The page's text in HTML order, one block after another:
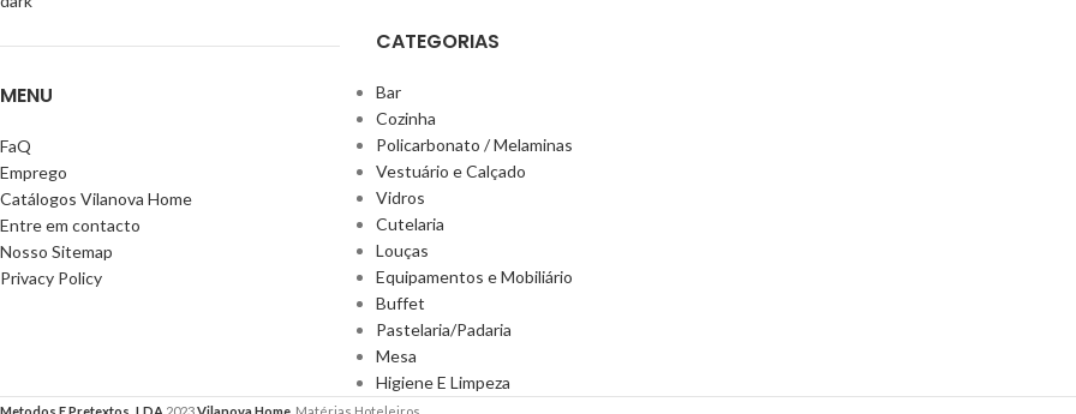
MENU
FaQ
Emprego
Catálogos Vilanova Home
Entre em contacto
Nosso Sitemap
Privacy Policy
CATEGORIAS
Bar
Cozinha
Policarbonato / Melaminas
Vestuário e Calçado
Vidros
Cutelaria
Louças
Equipamentos e Mobiliário
Buffet
Pastelaria/Padaria
Mesa
Higiene E Limpeza